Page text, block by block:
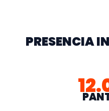
PRESENCIA